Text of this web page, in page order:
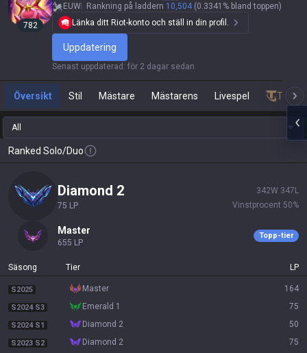
782
EUW Rankning på laddern 10,504 (0.3341% bland toppen)
Länka ditt Riot-konto och ställ in din profil.
Uppdatering
Senast uppdaterad : för 2 dagar sedan
Översikt Stil Mästare Mästarens Livespel
All
Ranked Solo/Duo
diamond 2
75 LP
342W 347 L
Vinstprocent 50%
master
655 LP
Topp-tier
Säsong Tier LP
S2025 master 164
S2024 S3 emerald 1 75
S2024 S1 diamond 2 50
S2023 S2 diamond 2 75